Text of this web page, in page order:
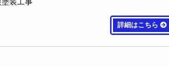
塗装工事
詳細はこちら